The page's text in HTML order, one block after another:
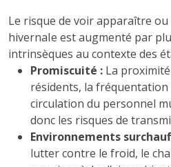
Le risque de voir apparaître
hivernaIe est augmenté par
intrinsèques au contexte des
Promiscuité : La
résidents, la fréquentation
circulation du personnel
donc les risques de
Environnements
lutter contre le froid, le